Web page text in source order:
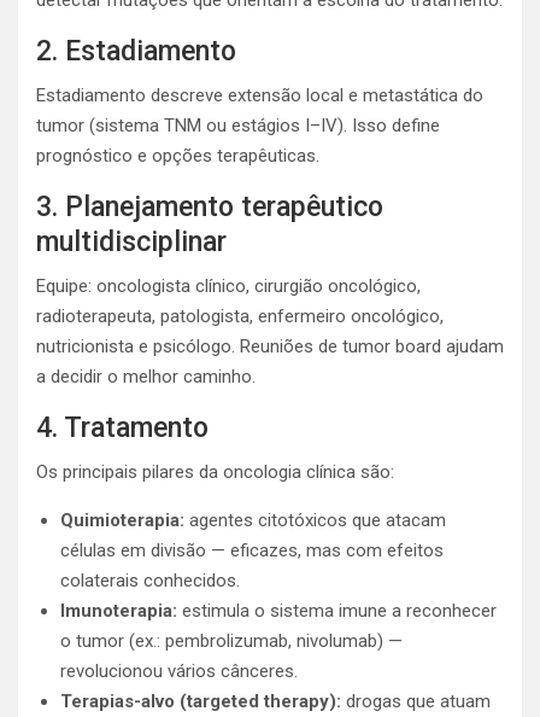
2. Estadiamento
Estadiamento descreve extensão local e metastática do
tumor (sistema TNM ou estágios I–IV). Isso define
prognóstico e opções terapêuticas.
3. Planejamento terapêutico
multidisciplinar
Equipe: oncologista clínico, cirurgião oncológico,
radioterapeuta, patologista, enfermeiro oncológico,
nutricionista e psicólogo. Reuniões de tumor board ajudam
a decidir o melhor caminho.
4. Tratamento
Os principais pilares da oncologia clínica são:
Quimioterapia: agentes citotóxicos que atacam
células em divisão — eficazes, mas com efeitos
colaterais conhecidos.
Imunoterapia: estimula o sistema imune a reconhecer
o tumor (ex.: pembrolizumab, nivolumab) —
revolucionou vários cânceres.
Terapias-alvo (targeted therapy): drogas que atuam